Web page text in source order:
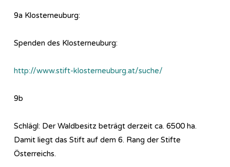
9a Klosterneuburg:
Spenden des Klosterneuburg:
http://www.stift-klosterneuburg.at/suche/
9b
Schlägl: Der Waldbesitz beträgt derzeit ca. 6500 ha.
Damit liegt das Stift auf dem 6. Rang der Stifte
Österreichs.